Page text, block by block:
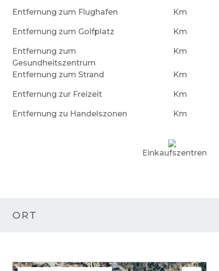
Entfernung zum Flughafen Km
Entfernung zum Golfplatz Km
Entfernung zum
Gesundheitszentrum
Km
Entfernung zum Strand Km
Entfernung zur Freizeit Km
Entfernung zu Handelszonen Km
Einkaufszentren
ORT